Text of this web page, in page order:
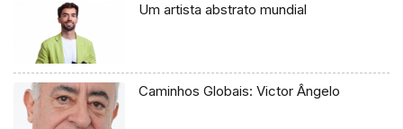
Um artista abstrato mundial
Caminhos Globais: Victor Ângelo